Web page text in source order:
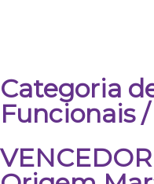
Categoria
Funcionais
VENCEDOR